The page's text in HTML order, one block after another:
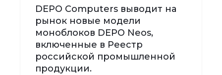
DEPO Computers выводит на
рынок новые модели
моноблоков DEPO Neos,
включенные в Реестр
российской промышленной
продукции.